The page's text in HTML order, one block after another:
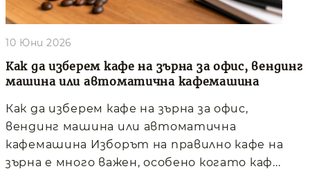
Как да изберем кафе на зърна за офис, вендинг
машина или автоматична кафемашина
10 Юни 2026
Как да изберем кафе на зърна за офис,
вендинг машина или автоматична
кафемашина Изборът на правилно кафе на
зърна е много важен, особено когато каф...